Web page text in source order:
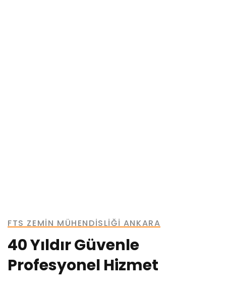
Fore Kazık
FTS ZEMIN MÜHENDISLIĞI ANKARA
40 Yıldır Güvenle
Profesyonel Hizmet